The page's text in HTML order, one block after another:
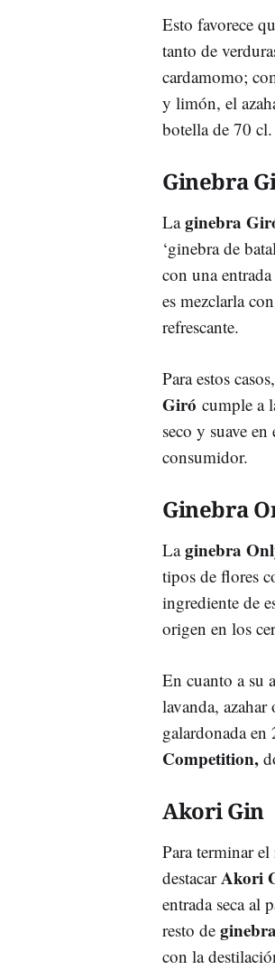
Esto favorece
tanto de
cardamomo;
y limón, el
botella de 70 cl.
Ginebra
Laginebra
‘ginebra de
con una
es mezclarla
refrescante.
Para estos
Giró cumple a
seco y suave
consumidor.
Ginebra
Laginebra
tipos de flores
ingrediente de
origen en los
En cuanto a su
lavanda,
galardonada
Competition,
Akori Gin
Para terminar
destacar Akori
entrada seca al
resto de
con la